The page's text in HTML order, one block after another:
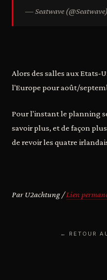
— Seatwave (@Seatwave)
Alors des salles aux Etats-
l'Europe pour août/
Pour l'instant le planning
savoir plus, et de façon
de revoir les quatre
Par U2achtung /Lien
← RETOUR